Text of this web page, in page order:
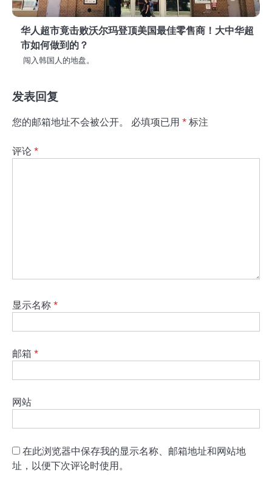
华人超市竟击败沃尔玛登顶美国最佳零售商！大中华超
市如何做到的？
闯入韩国人的地盘。
发表回复
您的邮箱地址不会被公开。 必填项已用 * 标注
评论 *
显示名称 *
邮箱 *
网站
在此浏览器中保存我的显示名称、邮箱地址和网站地
址，以便下次评论时使用。